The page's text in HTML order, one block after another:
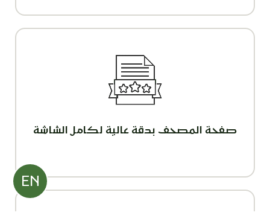
صفحة المصحف بدقة عالية لكامل الشاشة
EN